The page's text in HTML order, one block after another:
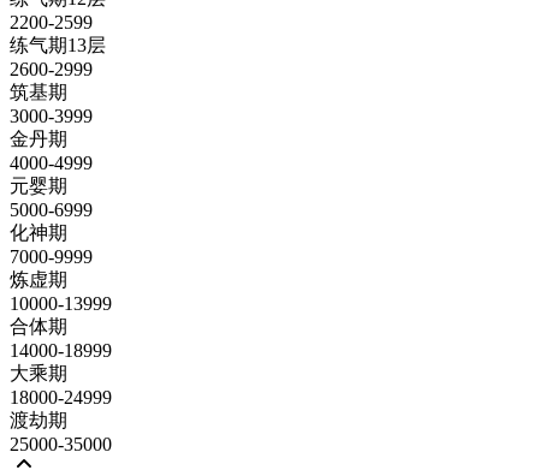
2200-2599
练气期13层
2600-2999
筑基期
3000-3999
金丹期
4000-4999
元婴期
5000-6999
化神期
7000-9999
炼虚期
10000-13999
合体期
14000-18999
大乘期
18000-24999
渡劫期
25000-35000